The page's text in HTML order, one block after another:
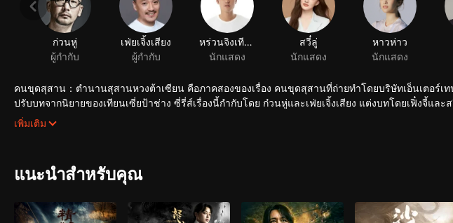
ก่วนหู่
ผู้กำกับ
เฟ่ยเจิ้งเสียง
ผู้กำกับ
หร่วนจิงเทียน
นักแสดง
สวี๋ลู่
นักแสดง
คนขุดสุสาน：ตำนานสุสานหวงต้าเซียน คือภาคสองของเรื่อง คนขุดสุสานที่ถ่ายทำโดยบริษัทเอ็นเตอร์เท
ปรับบทจากนิยายของเทียนเซี่ยป้าช่าง ซี่รี่ส์เรื่องนี้กำกับโดย ก๋วนหู่และเฟ่ยเจิ้งเสียง แต่งบทโดยเฟิ๋งจี้แล
เฉา หลี่ยวี้เจี๋ย เรื่องราวกล่าวถึง หูป๊าอิและเพื่อนสมัยเด็กหวางข่ายเสวียน สมัยที่เป็นวัยรุ่น ทั้งสองคนรู้จักกั
เพิ่มเติม
แนะนำสำหรับคุณ